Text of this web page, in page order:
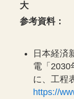
大
参考資料：
日本経済
電「2030
に、工程
https://